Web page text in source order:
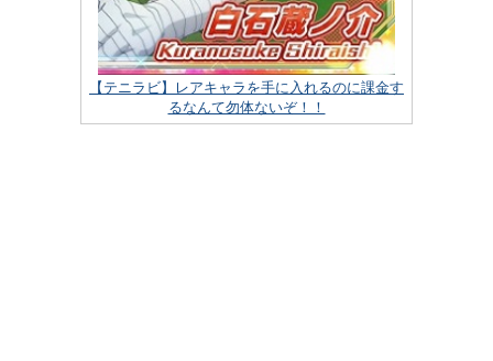
【テニラビ】レアキャラを手に入れるのに課金す
るなんて勿体ないぞ！！